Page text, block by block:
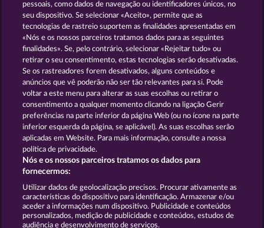
JACK POTTER & THE BOOK OF DYNASTIES 6
Termos e Condições
Declaração de Privacidade Marca
Empresa Perguntas frequentes Facebook
Enviar pedido de rescisão
pessoais, como dados de navegação ou identificadores únicos, no
seu dispositivo. Se selecionar «Aceito», permite que as
tecnologias de rastreio suportem as finalidades apresentadas em
«Nós e os nossos parceiros tratamos dados para as seguintes
finalidades». Se, pelo contrário, selecionar «Rejeitar tudo» ou
retirar o seu consentimento, estas tecnologias serão desativadas.
Se os rastreadores forem desativados, alguns conteúdos e
anúncios que vê poderão não ser tão relevantes para si. Pode
voltar a este menu para alterar as suas escolhas ou retirar o
consentimento a qualquer momento clicando na ligação Gerir
preferências na parte inferior da página Web (ou no ícone na parte
inferior esquerda da página, se aplicável). As suas escolhas serão
aplicadas em Website. Para mais informação, consulte a nossa
política de privacidade.
Nós e os nossos parceiros tratamos os dados para
fornecermos:
Utilizar dados de geolocalização precisos. Procurar ativamente as
características do dispositivo para identificação. Armazenar e/ou
aceder a informações num dispositivo. Publicidade e conteúdos
personalizados, medição de publicidade e conteúdos, estudos de
audiência e desenvolvimento de serviços.